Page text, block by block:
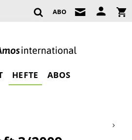
ABO
HEFTE ABOS